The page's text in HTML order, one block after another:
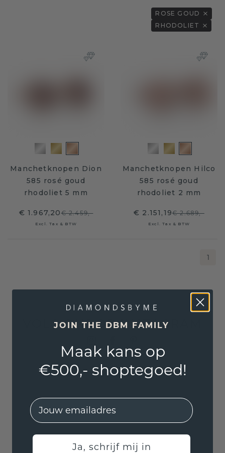
ROSE GOUD
RHODOLIET
Manchetknopen Dion
585 rosé goud
rhodoliet 5 mm
€ 1.967,20€ 2.459,-
Excl. Tax & BTW
Manchetknopen Hilco
585 rosé goud
rhodoliet 2 mm
€ 2.151,19€ 2.689,-
Excl. Tax & BTW
1
VOLG ONS OP INSTAGRAM
JOIN THE DBM FAMILY
Maak kans op
€500,- shoptegoed!
EMail
Ja, schrijf mij in